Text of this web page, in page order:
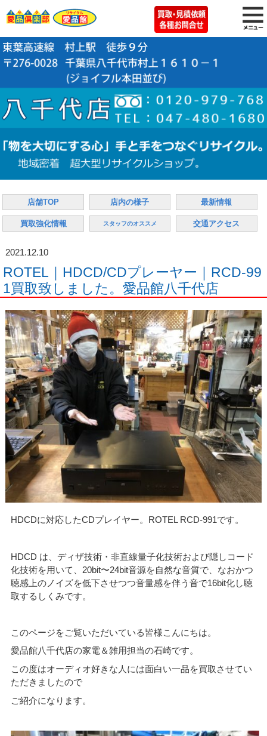
店舗TOP 店内の様子 最新情報
買取強化情報 スタッフのオススメ 交通アクセス
2021.12.10
ROTEL｜HDCD/CDプレーヤー｜RCD-99
1買取致しました。愛品館八千代店
HDCDに対応したCDプレイヤー。ROTEL RCD-991です。
HDCD は、ディザ技術・非直線量子化技術および隠しコード
化技術を用いて、20bit〜24bit音源を自然な音質で、なおかつ
聴感上のノイズを低下させつつ音量感を伴う音で16bit化し聴
取するしくみです。
このページをご覧いただいている皆様こんにちは。
愛品館八千代店の家電＆雑用担当の石崎です。
この度はオーディオ好きな人には面白い一品を買取させてい
ただきましたので
ご紹介になります。